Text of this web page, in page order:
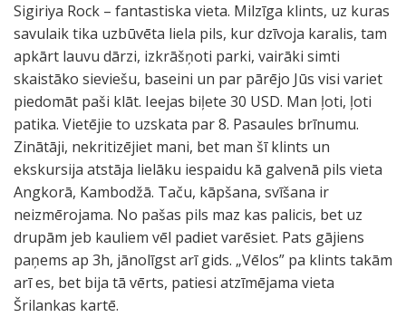
Sigiriya Rock – fantastiska vieta. Milzīga klints, uz kuras
savulaik tika uzbūvēta liela pils, kur dzīvoja karalis, tam
apkārt lauvu dārzi, izkrāšņoti parki, vairāki simti
skaistāko sieviešu, baseini un par pārējo Jūs visi variet
piedomāt paši klāt. Ieejas biļete 30 USD. Man ļoti, ļoti
patika. Vietējie to uzskata par 8. Pasaules brīnumu.
Zinātāji, nekritizējiet mani, bet man šī klints un
ekskursija atstāja lielāku iespaidu kā galvenā pils vieta
Angkorā, Kambodžā. Taču, kāpšana, svīšana ir
neizmērojama. No pašas pils maz kas palicis, bet uz
drupām jeb kauliem vēl padiet varēsiet. Pats gājiens
paņems ap 3h, jānolīgst arī gids. „Vēlos” pa klints takām
arī es, bet bija tā vērts, patiesi atzīmējama vieta
Šrilankas kartē.